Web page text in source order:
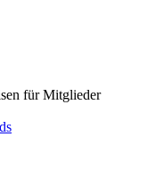
für Mitglieder